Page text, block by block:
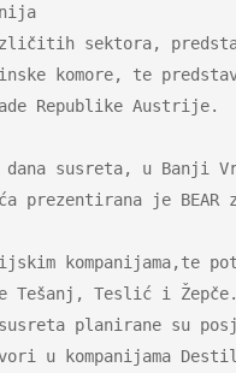
sektora,
komore, te
Republike Austrije.
dana susreta, u Banji
prezentirana je BEAR
kompanijama,te
Tešanj, Teslić i Žepče.
susreta planirane su
u kompanijama